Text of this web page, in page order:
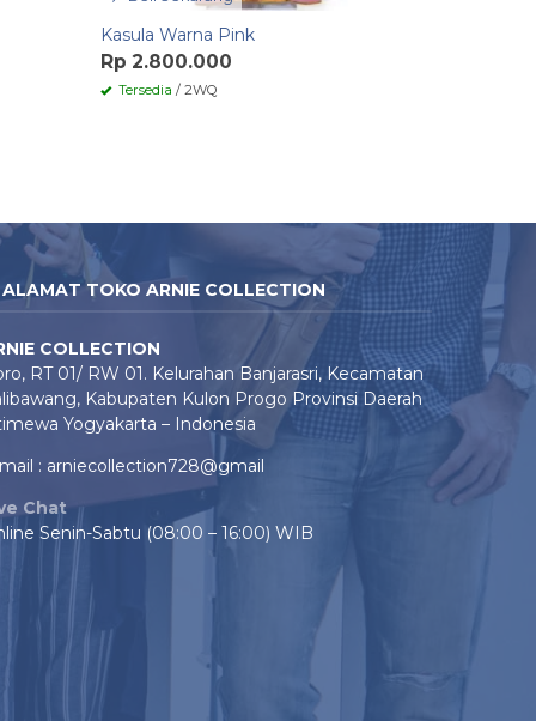
Kasula Warna Pink
Rp 2.800.000
Tersedia / 2WQ
ALAMAT TOKO ARNIE COLLECTION
COLLECTION
RT 01/ RW 01. Kelurahan Banjarasri, Kecamatan
Kabupaten Kulon Progo Provinsi Daerah
Yogyakarta – Indonesia
: arniecollection728@gmail
Chat
Senin-Sabtu (08:00 – 16:00) WIB